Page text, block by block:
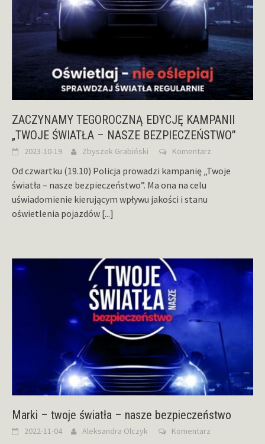
ZACZYNAMY TEGOROCZNĄ EDYCJĘ KAMPANII
„TWOJE ŚWIATŁA – NASZE BEZPIECZEŃSTWO”
2023-10-19 Zbyszek Grabiński Komentarz
Od czwartku (19.10) Policja prowadzi kampanię „Twoje
światła – nasze bezpieczeństwo”. Ma ona na celu
uświadomienie kierującym wpływu jakości i stanu
oświetlenia pojazdów [...]
Marki – twoje światła – nasze bezpieczeństwo
2022-11-04 Aleksandra Olczyk Komentarz